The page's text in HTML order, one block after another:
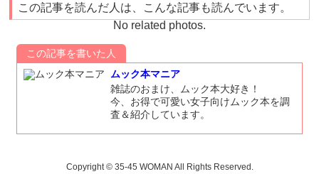
この記事を読んだ人は、こんな記事も読んでいます。
No related photos.
この記事を書いた人
ムック本マニア
雑誌のおまけ、ムック本大好き！
今、お得で可愛い女子向けムック本を調
査＆紹介しています。
Copyright © 35-45 WOMAN All Rights Reserved.